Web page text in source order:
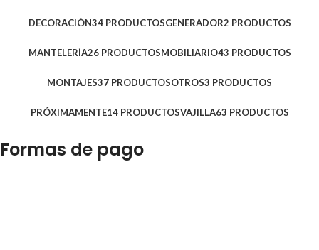
DECORACIÓN34 PRODUCTOSGENERADOR2 PRODUCTOS
MANTELERÍA26 PRODUCTOSMOBILIARIO43 PRODUCTOS
MONTAJES37 PRODUCTOSOTROS3 PRODUCTOS
PRÓXIMAMENTE14 PRODUCTOSVAJILLA63 PRODUCTOS
Formas de pago